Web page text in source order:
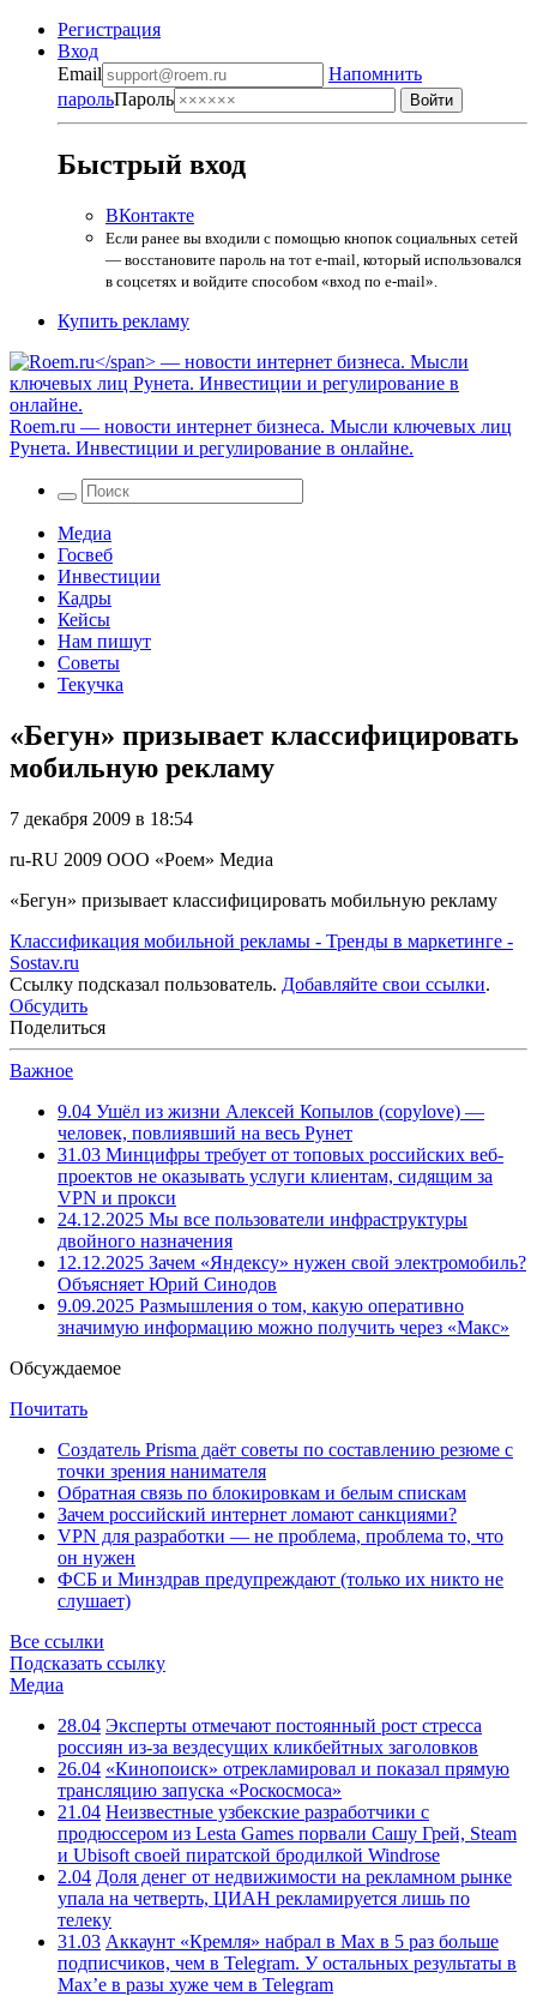
Регистрация
Вход
Email
Напомнить
парольПароль
Быстрый вход
ВКонтакте
Если ранее вы входили с помощью кнопок социальных сетей
— восстановите пароль на тот e-mail, который использовался
в соцсетях и войдите способом «вход по e-mail».
Купить рекламу
Roem.ru — новости интернет бизнеса. Мысли ключевых лиц
Рунета. Инвестиции и регулирование в онлайне.
Медиа
Госвеб
Инвестиции
Кадры
Кейсы
Нам пишут
Советы
Текучка
«Бегун» призывает классифицировать
мобильную рекламу
7 декабря 2009 в 18:54
ru-RU 2009 ООО «Роем» Медиа
«Бегун» призывает классифицировать мобильную рекламу
Классификация мобильной рекламы - Тренды в маркетинге -
Sostav.ru
Ссылку подсказал пользователь. Добавляйте свои ссылки.
Обсудить
Поделиться
Важное
9.04 Ушёл из жизни Алексей Копылов (copylove) —
человек, повлиявший на весь Рунет
31.03 Минцифры требует от топовых российских веб-
проектов не оказывать услуги клиентам, сидящим за
VPN и прокси
24.12.2025 Мы все пользователи инфраструктуры
двойного назначения
12.12.2025 Зачем «Яндексу» нужен свой электромобиль?
Объясняет Юрий Синодов
9.09.2025 Размышления о том, какую оперативно
значимую информацию можно получить через «Макс»
Обсуждаемое
Почитать
Создатель Prisma даёт советы по составлению резюме с
точки зрения нанимателя
Обратная связь по блокировкам и белым спискам
Зачем российский интернет ломают санкциями?
VPN для разработки — не проблема, проблема то, что
он нужен
ФСБ и Минздрав предупреждают (только их никто не
слушает)
Все ссылки
Подсказать ссылку
Медиа
28.04 Эксперты отмечают постоянный рост стресса
россиян из-за вездесущих кликбейтных заголовков
26.04 «Кинопоиск» отрекламировал и показал прямую
трансляцию запуска «Роскосмоса»
21.04 Неизвестные узбекские разработчики с
продюссером из Lesta Games порвали Сашу Грей, Steam
и Ubisoft своей пиратской бродилкой Windrose
2.04 Доля денег от недвижимости на рекламном рынке
упала на четверть, ЦИАН рекламируется лишь по
телеку
31.03 Аккаунт «Кремля» набрал в Max в 5 раз больше
подписчиков, чем в Telegram. У остальных результаты в
Max’е в разы хуже чем в Telegram